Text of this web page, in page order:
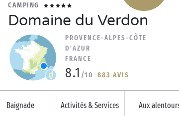
CAMPING
Domaine du Verdon
PROVENCE-ALPES-CÔTE
D'AZUR
FRANCE
8.1 /10 883 AVIS
Baignade Activités & Services Aux alentours